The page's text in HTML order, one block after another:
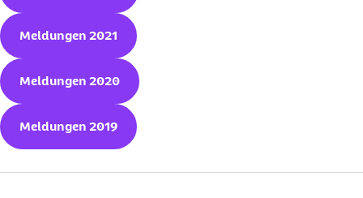
Meldungen 2021
Meldungen 2020
Meldungen 2019